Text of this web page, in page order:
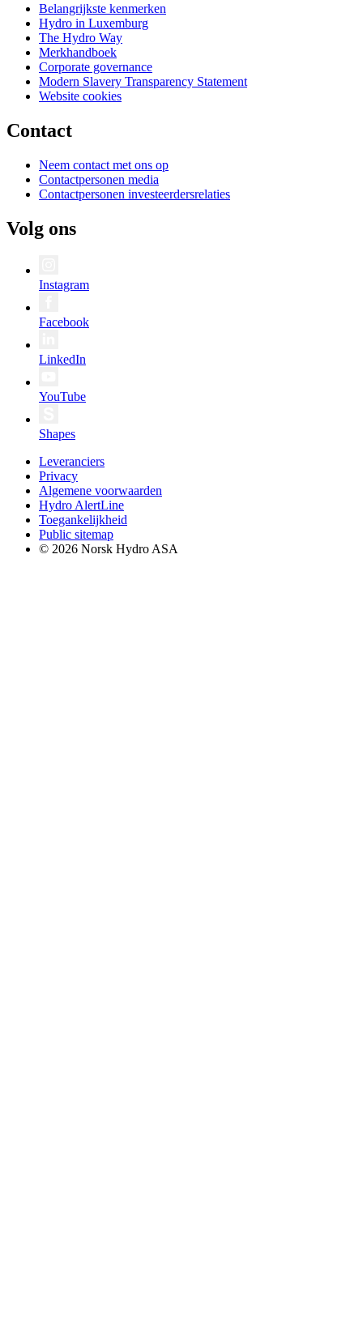
Belangrijkste kenmerken
Hydro in Luxemburg
The Hydro Way
Merkhandboek
Corporate governance
Modern Slavery Transparency Statement
Website cookies
Contact
Neem contact met ons op
Contactpersonen media
Contactpersonen investeerdersrelaties
Volg ons
Instagram
Facebook
LinkedIn
YouTube
Shapes
Leveranciers
Privacy
Algemene voorwaarden
Hydro AlertLine
Toegankelijkheid
Public sitemap
© 2026 Norsk Hydro ASA